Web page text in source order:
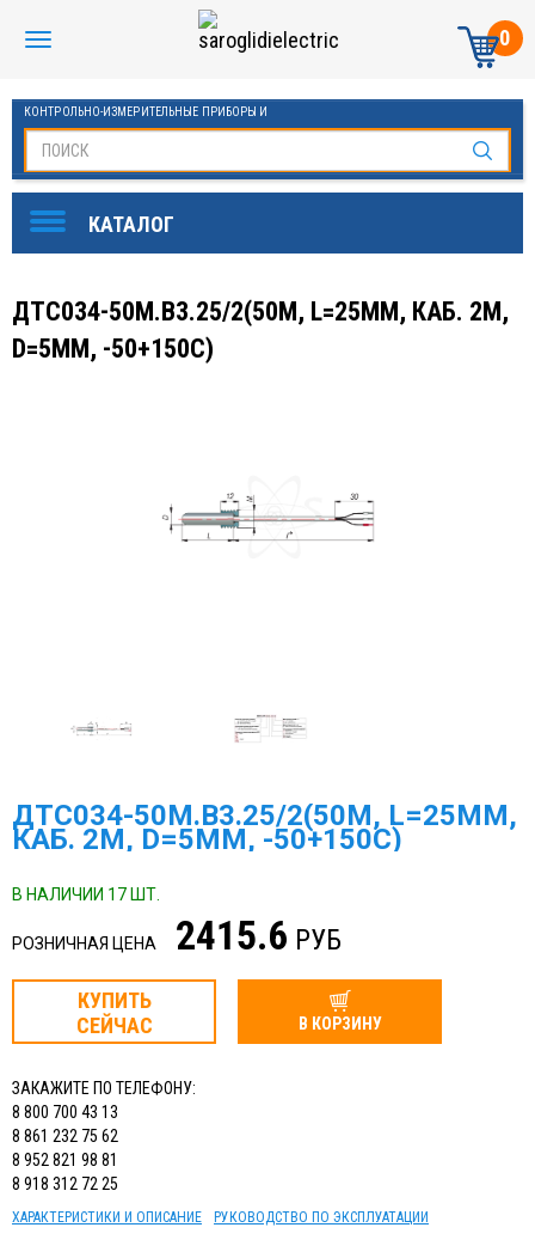
0
КОНТРОЛЬНО-ИЗМЕРИТЕЛЬНЫЕ ПРИБОРЫ И
ДТС034-50М.В3.25/2(50М, L=25ММ, КАБ. 2М,
D=5ММ, -50+150С)
ДТС034-50М.В3.25/2(50М, L=25ММ,
КАБ. 2М, D=5ММ, -50+150С)
В НАЛИЧИИ 17 ШТ.
РОЗНИЧНАЯ ЦЕНА 2415.6 РУБ
КУПИТЬ
СЕЙЧАС
В КОРЗИНУ
ЗАКАЖИТЕ ПО ТЕЛЕФОНУ:
8 800 700 43 13
8 861 232 75 62
8 952 821 98 81
8 918 312 72 25
ХАРАКТЕРИСТИКИ И ОПИСАНИЕ РУКОВОДСТВО ПО ЭКСПЛУАТАЦИИ